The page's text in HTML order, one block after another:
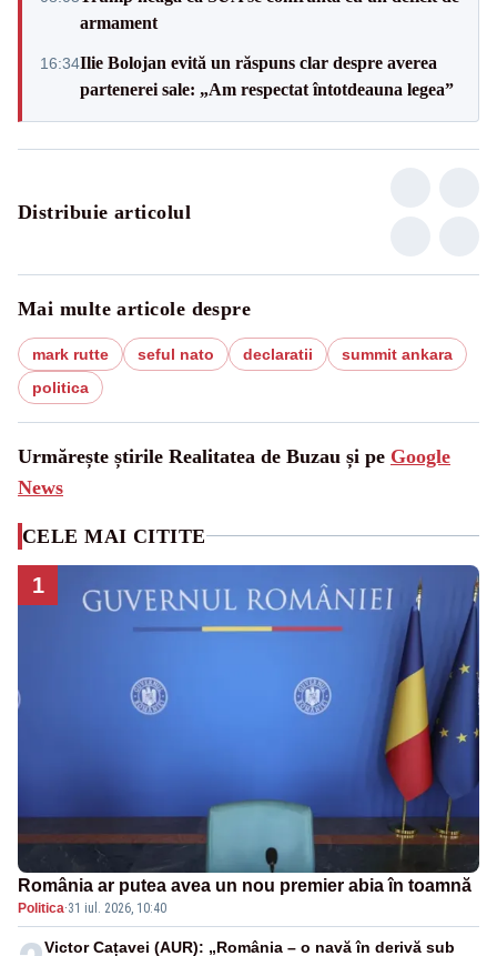
armament
16:34Ilie Bolojan evită un răspuns clar despre averea
partenerei sale: „Am respectat întotdeauna legea”
Distribuie articolul
Mai multe articole despre
mark rutte seful nato declaratii
summit ankara
politica
Urmărește știrile Realitatea de Buzau și pe Google
News
CELE MAI CITITE
1
România ar putea avea un nou premier abia în toamnă
Politica·31 iul. 2026, 10:40
Victor Cațavei (AUR): „România – o navă în derivă sub